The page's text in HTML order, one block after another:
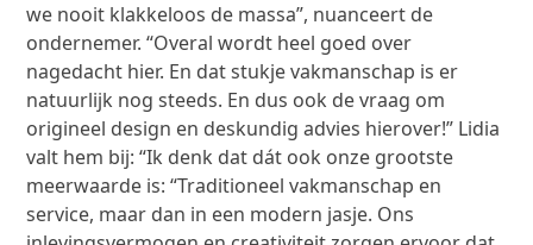
we nooit klakkeloos de massa”, nuanceert de
ondernemer. “Overal wordt heel goed over
nagedacht hier. En dat stukje vakmanschap is er
natuurlijk nog steeds. En dus ook de vraag om
origineel design en deskundig advies hierover!” Lidia
valt hem bij: “Ik denk dat dát ook onze grootste
meerwaarde is: “Traditioneel vakmanschap en
service, maar dan in een modern jasje. Ons